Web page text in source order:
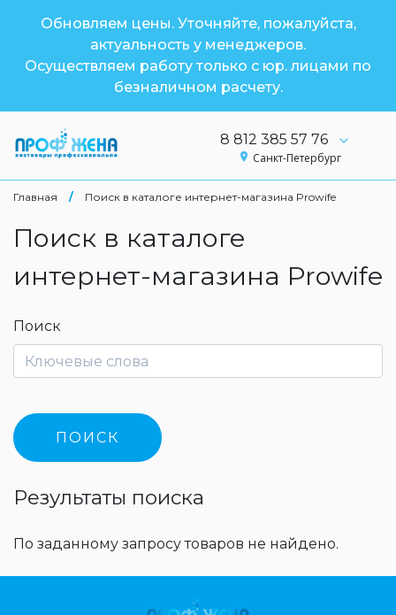
Обновляем цены. Уточняйте, пожалуйста,
актуальность у менеджеров.
Осуществляем работу только с юр. лицами по
безналичном расчету.
8 812 385 57 76
Санкт-Петербург
Главная / Поиск в каталоге интернет-магазина Prowife
Поиск в каталоге
интернет-магазина Prowife
Поиск
Результаты поиска
По заданному запросу товаров не найдено.